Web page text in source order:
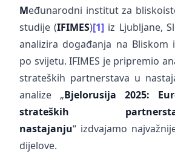
Međunarodni institut za
studije (IFIMES)[1] iz Ljubljane,
analizira događanja na Bliskom
po svijetu. IFIMES je pripremio
strateških partnerstava u
analize „Bjelorusija 2025:
strateških
nastajanju“ izdvajamo
dijelove.